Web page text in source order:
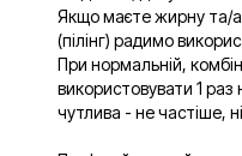
Якщо маєте жирну та/
(пілінг) радимо
При нормальній,
використовувати 1
чутлива - не частіше,